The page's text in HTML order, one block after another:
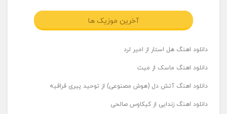
آخرین موزیک ها
دانلود اهنگ هل استار از امیر لرد
دانلود اهنگ ماسک از میث
دانلود اهنگ آتش دل (هوش مصنوعی) از توحید پیری قراقیه
دانلود اهنگ زندایی از کیکاوس صالحی